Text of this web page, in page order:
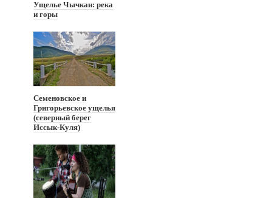
Ущелье Чычкан: река
и горы
Семеновское и
Григорьевское ущелья
(северный берег
Иссык-Куля)